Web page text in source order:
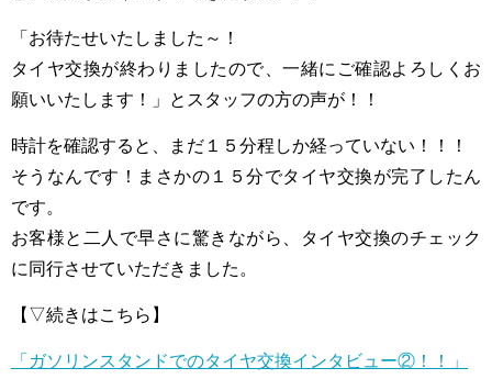
「お待たせいたしました～！
タイヤ交換が終わりましたので、一緒にご確認よろしくお
願いいたします！」とスタッフの方の声が！！
時計を確認すると、まだ１５分程しか経っていない！！！
そうなんです！まさかの１５分でタイヤ交換が完了したん
です。
お客様と二人で早さに驚きながら、タイヤ交換のチェック
に同行させていただきました。
【▽続きはこちら】
「ガソリンスタンドでのタイヤ交換インタビュー②！！」